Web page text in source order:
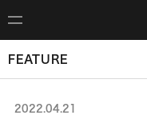
FEATURE
2022.04.21